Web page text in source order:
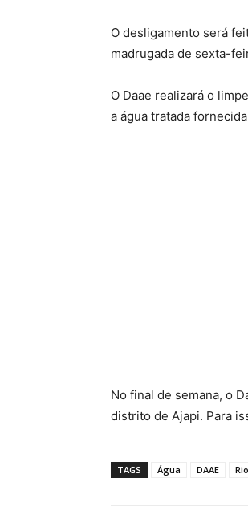
O desligamento será
madrugada de sexta-
O Daae realizará o
a água tratada
No final de semana, o
distrito de Ajapi. Para
TAGS Água DAAE